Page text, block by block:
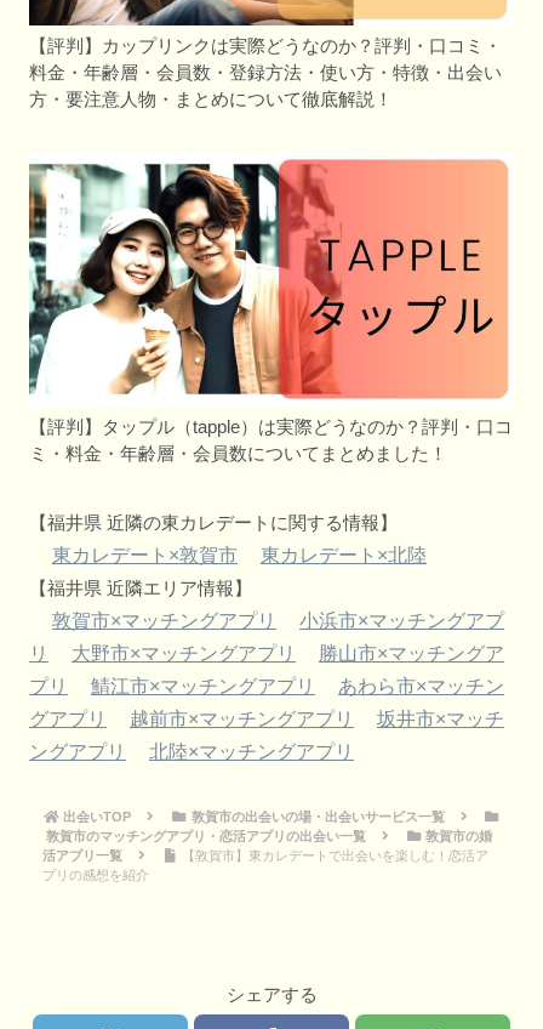
【評判】カップリンクは実際どうなのか？評判・口コミ・
料金・年齢層・会員数・登録方法・使い方・特徴・出会い
方・要注意人物・まとめについて徹底解説！
【評判】タップル（tapple）は実際どうなのか？評判・口コ
ミ・料金・年齢層・会員数についてまとめました！
【福井県 近隣の東カレデートに関する情報】
東カレデート×敦賀市
東カレデート×北陸
【福井県 近隣エリア情報】
敦賀市×マッチングアプリ
小浜市×マッチングアプ
リ
大野市×マッチングアプリ
勝山市×マッチングア
プリ
鯖江市×マッチングアプリ
あわら市×マッチン
グアプリ
越前市×マッチングアプリ
坂井市×マッチ
ングアプリ
北陸×マッチングアプリ
出会いTOP
敦賀市の出会いの場・出会いサービス一覧
敦賀市のマッチングアプリ・恋活アプリの出会い一覧
敦賀市の婚
活アプリ一覧
【敦賀市】東カレデートで出会いを楽しむ！恋活ア
プリの感想を紹介
シェアする